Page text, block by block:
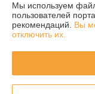
График работы
Полная версия
Политика
Мы используем
пользователей
рекомендаций. Вы
отключить их.